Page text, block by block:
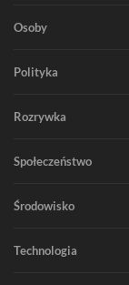
Osoby
Polityka
Rozrywka
Społeczeństwo
Środowisko
Technologia